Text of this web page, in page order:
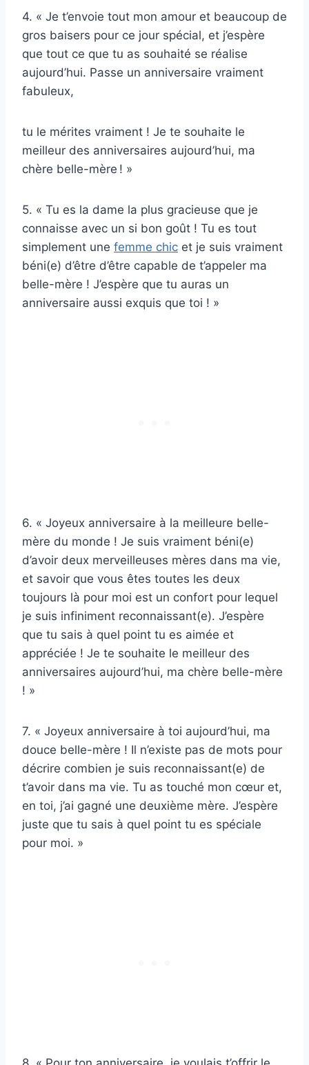
4. « Je t’envoie tout mon amour et beaucoup de
gros baisers pour ce jour spécial, et j’espère
que tout ce que tu as souhaité se réalise
aujourd’hui. Passe un anniversaire vraiment
fabuleux,
tu le mérites vraiment ! Je te souhaite le
meilleur des anniversaires aujourd’hui, ma
chère belle-mère ! »
5. « Tu es la dame la plus gracieuse que je
connaisse avec un si bon goût ! Tu es tout
simplement une femme chic et je suis vraiment
béni(e) d’être d’être capable de t’appeler ma
belle-mère ! J’espère que tu auras un
anniversaire aussi exquis que toi ! »
6. « Joyeux anniversaire à la meilleure belle-
mère du monde ! Je suis vraiment béni(e)
d’avoir deux merveilleuses mères dans ma vie,
et savoir que vous êtes toutes les deux
toujours là pour moi est un confort pour lequel
je suis infiniment reconnaissant(e). J’espère
que tu sais à quel point tu es aimée et
appréciée ! Je te souhaite le meilleur des
anniversaires aujourd’hui, ma chère belle-mère
! »
7. « Joyeux anniversaire à toi aujourd’hui, ma
douce belle-mère ! Il n’existe pas de mots pour
décrire combien je suis reconnaissant(e) de
t’avoir dans ma vie. Tu as touché mon cœur et,
en toi, j’ai gagné une deuxième mère. J’espère
juste que tu sais à quel point tu es spéciale
pour moi. »